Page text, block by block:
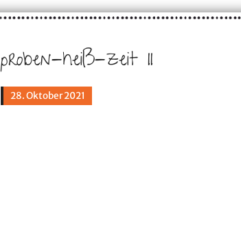
proben-heiß-zeit II
28. Oktober 2021